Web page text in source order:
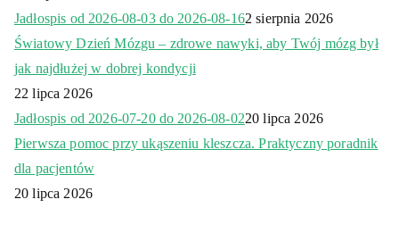
Jadłospis od 2026-08-03 do 2026-08-162 sierpnia 2026
Światowy Dzień Mózgu – zdrowe nawyki, aby Twój mózg był
jak najdłużej w dobrej kondycji
22 lipca 2026
Jadłospis od 2026-07-20 do 2026-08-0220 lipca 2026
Pierwsza pomoc przy ukąszeniu kleszcza. Praktyczny poradnik
dla pacjentów
20 lipca 2026